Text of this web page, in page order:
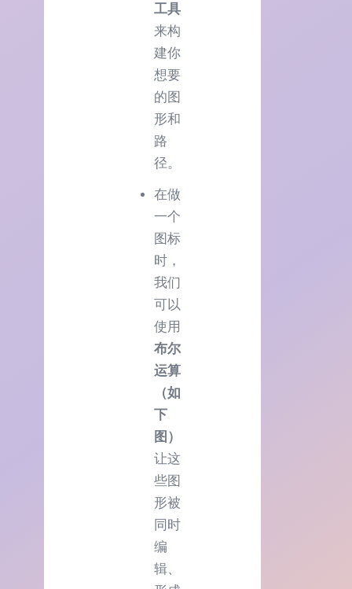
工具
来构
建你
想要
的图
形和
路
径。
在做
一个
图标
时，
我们
可以
使用
布尔
运算
（如
下
图）
让这
些图
形被
同时
编
辑、